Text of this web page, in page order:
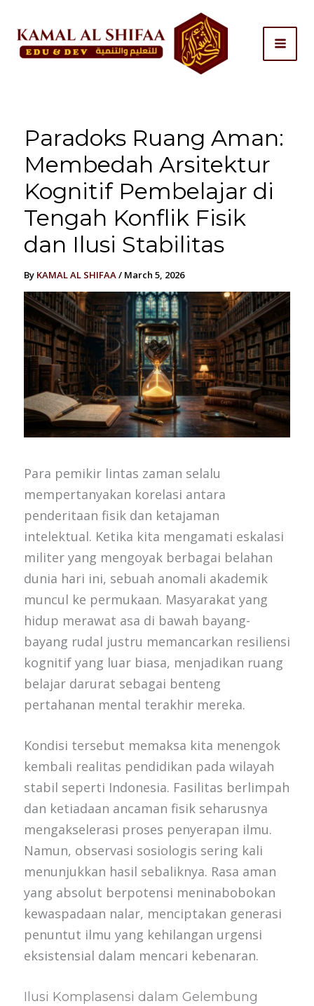
content
Paradoks Ruang Aman:
Membedah Arsitektur
Kognitif Pembelajar di
Tengah Konflik Fisik
dan Ilusi Stabilitas
By KAMAL AL SHIFAA/ March 5, 2026
Para pemikir lintas zaman selalu
mempertanyakan korelasi antara
penderitaan fisik dan ketajaman
intelektual. Ketika kita mengamati eskalasi
militer yang mengoyak berbagai belahan
dunia hari ini, sebuah anomali akademik
muncul ke permukaan. Masyarakat yang
hidup merawat asa di bawah bayang-
bayang rudal justru memancarkan resiliensi
kognitif yang luar biasa, menjadikan ruang
belajar darurat sebagai benteng
pertahanan mental terakhir mereka.
Kondisi tersebut memaksa kita menengok
kembali realitas pendidikan pada wilayah
stabil seperti Indonesia. Fasilitas berlimpah
dan ketiadaan ancaman fisik seharusnya
mengakselerasi proses penyerapan ilmu.
Namun, observasi sosiologis sering kali
menunjukkan hasil sebaliknya. Rasa aman
yang absolut berpotensi meninabobokan
kewaspadaan nalar, menciptakan generasi
penuntut ilmu yang kehilangan urgensi
eksistensial dalam mencari kebenaran.
Ilusi Komplasensi dalam Gelembung